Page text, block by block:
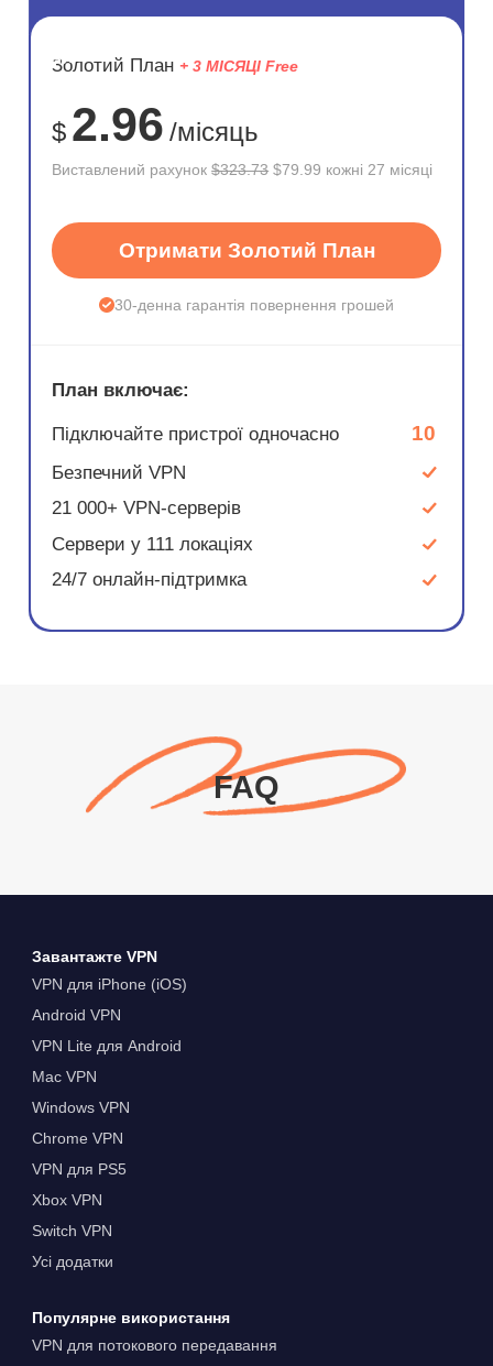
ЗНИЖКА
75%
Золотий План + 3 МІСЯЦІ Free
$ 2.96 /місяць
Виставлений рахунок$323.73 $79.99 кожні 27 місяці
Отримати Золотий План
30-денна гарантія повернення грошей
План включає:
Підключайте пристрої одночасно 10
Безпечний VPN
21 000+ VPN-серверів
Сервери у 111 локаціях
24/7 онлайн-підтримка
FAQ
Завантажте VPN
VPN для iPhone (iOS)
Android VPN
VPN Lite для Android
Mac VPN
Windows VPN
Chrome VPN
VPN для PS5
Xbox VPN
Switch VPN
Усі додатки
Популярне використання
VPN для потокового передавання